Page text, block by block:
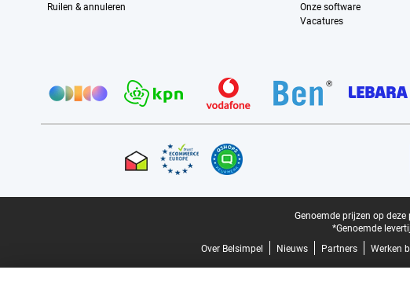
Ruilen & annuleren
Onze software
Vacatures
Genoemde prijzen op
*Genoemde
Over Belsimpel
Nieuws Partners Werken